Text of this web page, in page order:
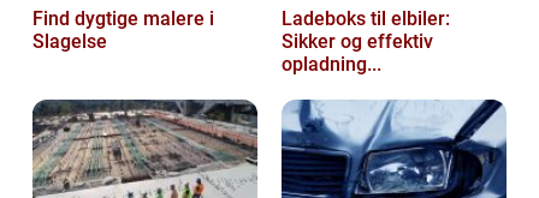
Find dygtige malere i
Slagelse
Ladeboks til elbiler:
Sikker og effektiv
opladning...